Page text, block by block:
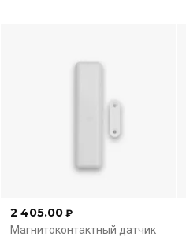
2 405.00 ₽
Магнитоконтактный датчик